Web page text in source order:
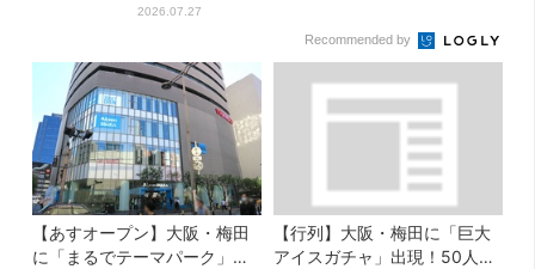
2026.07.27
Recommended by
【あすオープン】大阪・梅田
に「まるでテーマパーク」な
【行列】大阪・梅田に「巨大
アイスガチャ」出現！50人以